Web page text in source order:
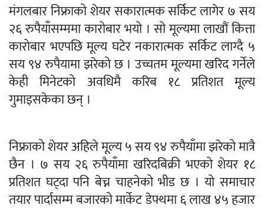
मंगलबार निफ्राको शेयर सकारात्मक सर्किट लागेर ७ सय
२६ रुपैयाँसम्ममा कारोबार भयो । सो मूल्यमा लाखौं कित्ता
कारोबार भएपछि मूल्य घटेर नकारात्मक सर्किट लाग्दै ५
सय ९४ रुपैयामा झरेको छ । उच्चतम मूल्यमा खरिद गर्नेले
केही मिनेटको अवधिमै करिब १८ प्रतिशत मूल्य
गुमाइसकेका छन् ।
निफ्राको शेयर अहिले मूल्य ५ सय ९४ रुपैयाँमा झरेको मात्रै
छैन । ७ सय २६ रुपैयाँमा खरिदबिक्री भएको शेयर १८
प्रतिशत घट्दा पनि बेच्न चाहनेको भीड छ । यो समाचार
तयार पार्दासम्म बजारको मार्केट डेफ्थमा ६ लाख ४५ हजार